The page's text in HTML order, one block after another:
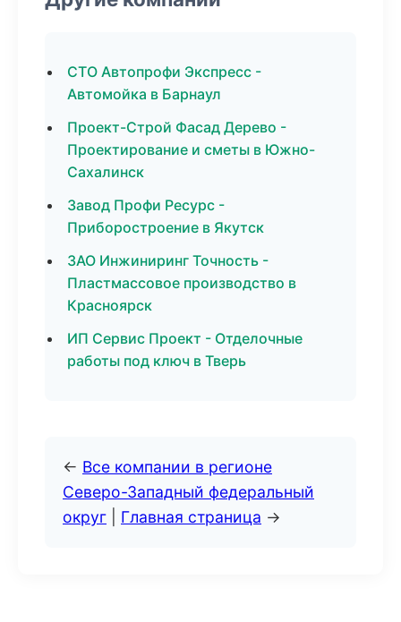
СТО Автопрофи Экспресс -
Автомойка в Барнаул
Проект-Строй Фасад Дерево -
Проектирование и сметы в Южно-
Сахалинск
Завод Профи Ресурс -
Приборостроение в Якутск
ЗАО Инжиниринг Точность -
Пластмассовое производство в
Красноярск
ИП Сервис Проект - Отделочные
работы под ключ в Тверь
← Все компании в регионе
Северо-Западный федеральный
округ
Главная страница →